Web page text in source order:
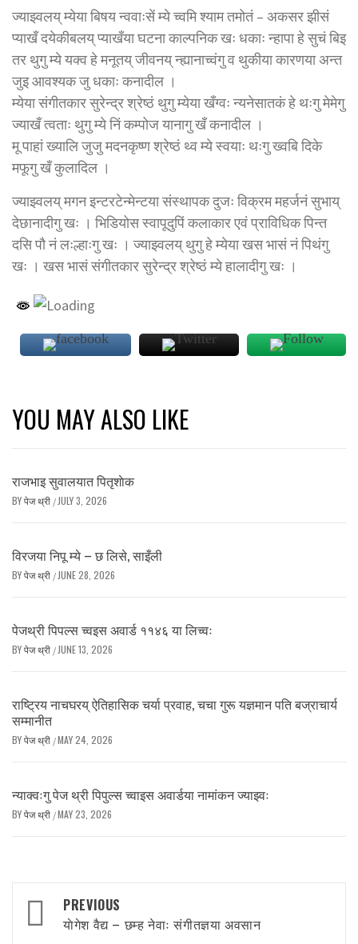
ज्याझ्वलय् म्येया बिषय न्ववाःसें म्ये च्वमि श्याम तमोतं – अकसर झीसं
प्याखँ दयेकीबलय् प्याखँया घटना काल्पनिक खः धकाः न्हापा हे सुचं बिइ
तर थुगु म्ये यक्व हे मनूतय् जीवनय् न्ह्यानाच्वंगु व थुकीया कारणया अन्त
जुइ आवश्यक जु धकाः कनादील ।
म्येया संगीतकार सुरेन्द्र श्रेष्ठं थुगु म्येया खँग्वः न्यनेसातकं हे थःगु मेमेगु
ज्याखँ त्वताः थुगु म्ये निं कम्पोज यानागु खँ कनादील ।
मू पाहां ख्यालि जुजु मदनकृष्ण श्रेष्ठं थ्व म्ये स्वयाः थःगु ख्वबि दिके
मफूगु खँ कुलादिल ।
ज्याझ्वलय् मगन इन्टरटेन्मेन्टया संस्थापक दुजः विक्रम महर्जनं सुभाय्
देछानादीगु खः । भिडियोस स्वापूदुपिं कलाकार एवं प्राविधिक पिन्त
दसि पौ नं लःल्हाःगु खः । ज्याझ्वलय् थुगु हे म्येया खस भासं नं पिथंगु
खः । खस भासं संगीतकार सुरेन्द्र श्रेष्ठं म्ये हालादीगु खः ।
YOU MAY ALSO LIKE
राजभाइ सुवालयात पितृशाेक
BYपेज थ्री / JULY 3, 2026
विरजया निपू म्ये – छ लिसे, साइँली
BYपेज थ्री / JUNE 28, 2026
पेजथ्री पिपल्स च्वइस अवार्ड ११४६ या लिच्वः
BYपेज थ्री / JUNE 13, 2026
राष्ट्रिय नाचघरय् ऐतिहासिक चर्या प्रवाह, चचा गुरू यज्ञमान पति बज्राचार्य
सम्मानीत
BYपेज थ्री /MAY 24, 2026
न्याक्वःगु पेज थ्री पिपुल्स च्वाइस अवार्डया नामांकन ज्याझ्वः
BYपेज थ्री /MAY 23, 2026
Post
navigation
PREVIOUS
याेगेश वैद्य – छम्ह नेवाः संगीतज्ञया अवसान